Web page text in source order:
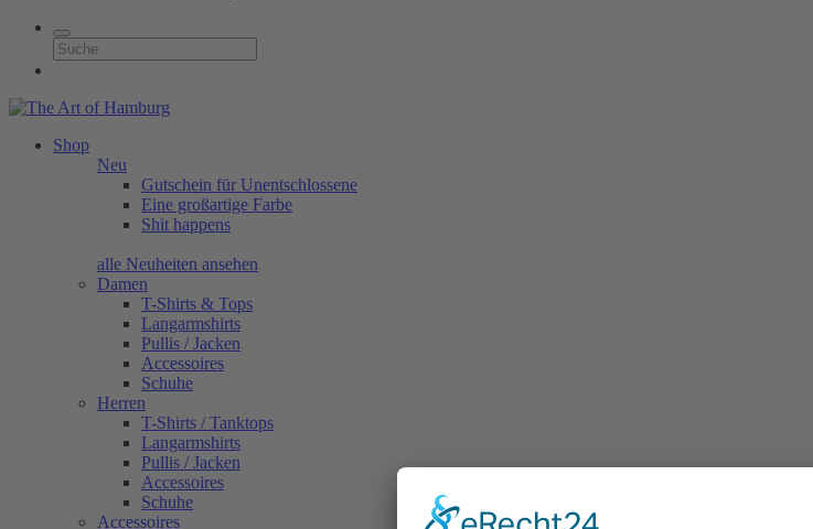
Shop
Neu
Gutschein für Unentschlossene
Eine großartige Farbe
Shit happens
alle Neuheiten ansehen
Damen
T-Shirts & Tops
Langarmshirts
Pullis / Jacken
Accessoires
Schuhe
Herren
T-Shirts / Tanktops
Langarmshirts
Pullis / Jacken
Accessoires
Schuhe
Accessoires